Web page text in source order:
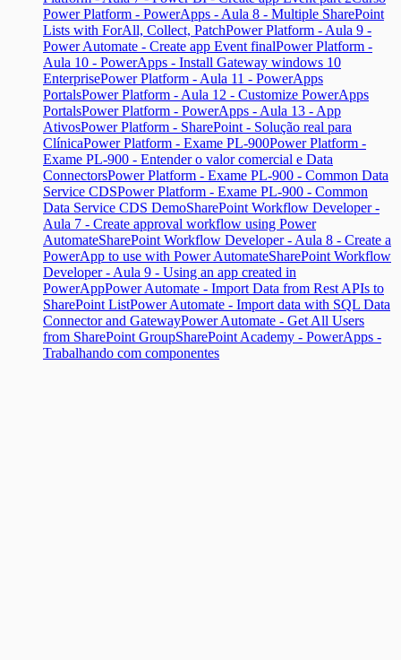
Power Platform - PowerApps - Aula 8 - Multiple SharePoint
Lists with ForAll, Collect, PatchPower Platform - Aula 9 -
Power Automate - Create app Event finalPower Platform -
Aula 10 - PowerApps - Install Gateway windows 10
EnterprisePower Platform - Aula 11 - PowerApps
PortalsPower Platform - Aula 12 - Customize PowerApps
PortalsPower Platform - PowerApps - Aula 13 - App
AtivosPower Platform - SharePoint - Solução real para
ClínicaPower Platform - Exame PL-900Power Platform -
Exame PL-900 - Entender o valor comercial e Data
ConnectorsPower Platform - Exame PL-900 - Common Data
Service CDSPower Platform - Exame PL-900 - Common
Data Service CDS DemoSharePoint Workflow Developer -
Aula 7 - Create approval workflow using Power
AutomateSharePoint Workflow Developer - Aula 8 - Create a
PowerApp to use with Power AutomateSharePoint Workflow
Developer - Aula 9 - Using an app created in
PowerAppPower Automate - Import Data from Rest APIs to
SharePoint ListPower Automate - Import data with SQL Data
Connector and GatewayPower Automate - Get All Users
from SharePoint GroupSharePoint Academy - PowerApps -
Trabalhando com componentes